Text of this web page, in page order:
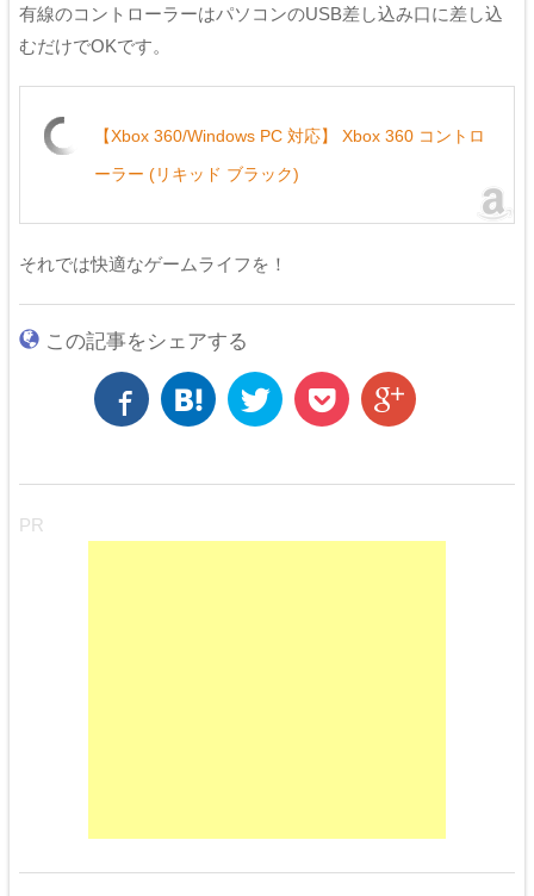
有線のコントローラーはパソコンのUSB差し込み口に差し込
むだけでOKです。
【Xbox 360/Windows PC 対応】 Xbox 360 コントロ
ーラー (リキッド ブラック)
それでは快適なゲームライフを！
この記事をシェアする
PR